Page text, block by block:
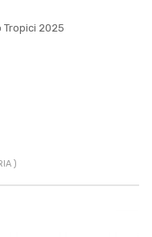
Tropici 2025
)